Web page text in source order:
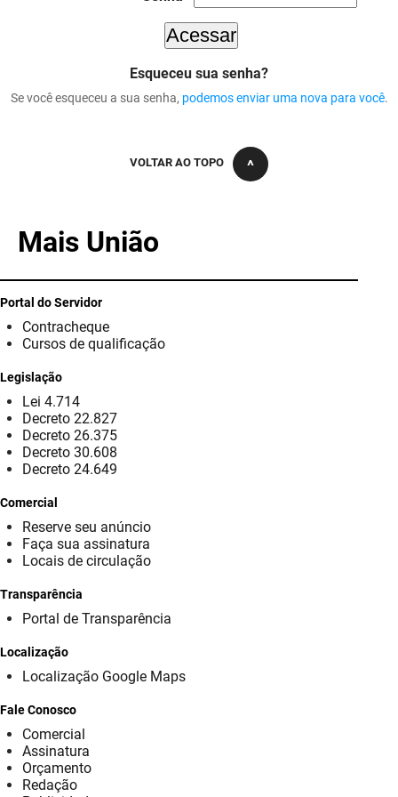
Desenvolvimento e da Articulação Municipal
Educação
Juventude, Esporte e Lazer
Meio Ambiente e Sustentabilidade
Mulher e da Diversidade Humana
Planejamento, Orçamento e Gestão
Procuradoria Geral do Estado
Representação Institucional
Saúde
Turismo e Desenvolvimento Econômico
EMPAER
Fundação Casa de José Américo
FUNAD
FUNDAC
FUNES
FUNESC
JUCEP
LIFESA
Ouvidoria Geral do Estado
PAP
Esqueceu sua senha?
Se você esqueceu a sua senha, podemos enviar uma nova para você.
VOLTAR AO TOPO
Mais União
Portal do Servidor
Contracheque
Cursos de qualificação
Legislação
Lei 4.714
Decreto 22.827
Decreto 26.375
Decreto 30.608
Decreto 24.649
Comercial
Reserve seu anúncio
Faça sua assinatura
Locais de circulação
Transparência
Portal de Transparência
Localização
Localização Google Maps
Fale Conosco
Comercial
Assinatura
Orçamento
Redação